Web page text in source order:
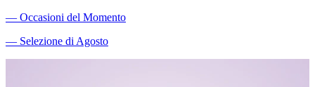
― Occasioni del Momento
― Selezione di Agosto